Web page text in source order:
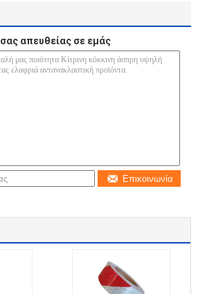
απευθείας σε εμάς
Επικοινωνία